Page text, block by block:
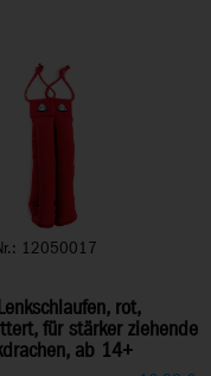
12050017
rot,
für stärker ziehende
ab 14+